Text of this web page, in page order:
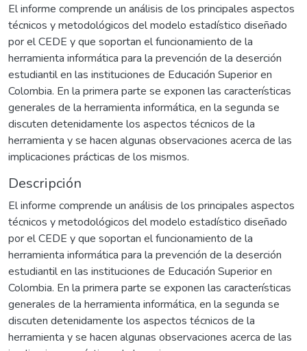
El informe comprende un análisis de los principales aspectos
técnicos y metodológicos del modelo estadístico diseñado
por el CEDE y que soportan el funcionamiento de la
herramienta informática para la prevención de la deserción
estudiantil en las instituciones de Educación Superior en
Colombia. En la primera parte se exponen las características
generales de la herramienta informática, en la segunda se
discuten detenidamente los aspectos técnicos de la
herramienta y se hacen algunas observaciones acerca de las
implicaciones prácticas de los mismos.
Descripción
El informe comprende un análisis de los principales aspectos
técnicos y metodológicos del modelo estadístico diseñado
por el CEDE y que soportan el funcionamiento de la
herramienta informática para la prevención de la deserción
estudiantil en las instituciones de Educación Superior en
Colombia. En la primera parte se exponen las características
generales de la herramienta informática, en la segunda se
discuten detenidamente los aspectos técnicos de la
herramienta y se hacen algunas observaciones acerca de las